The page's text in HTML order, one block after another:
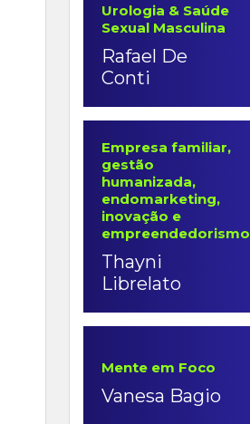
Urologia & Saúde
Sexual Masculina
Rafael De
Conti
Empresa familiar,
gestão
humanizada,
endomarketing,
inovação e
empreendedorismo
Thayni
Librelato
Mente em Foco
Vanesa Bagio